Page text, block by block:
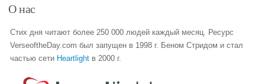
О нас
Стих дня читают более 250 000 людей каждый месяц. Ресурс
VerseoftheDay.com был запущен в 1998 г. Беном Стридом и стал
частью сети Heartlight в 2000 г.